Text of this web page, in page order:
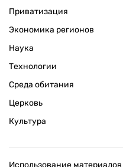
Приватизация
Экономика регионов
Наука
Технологии
Среда обитания
Церковь
Культура